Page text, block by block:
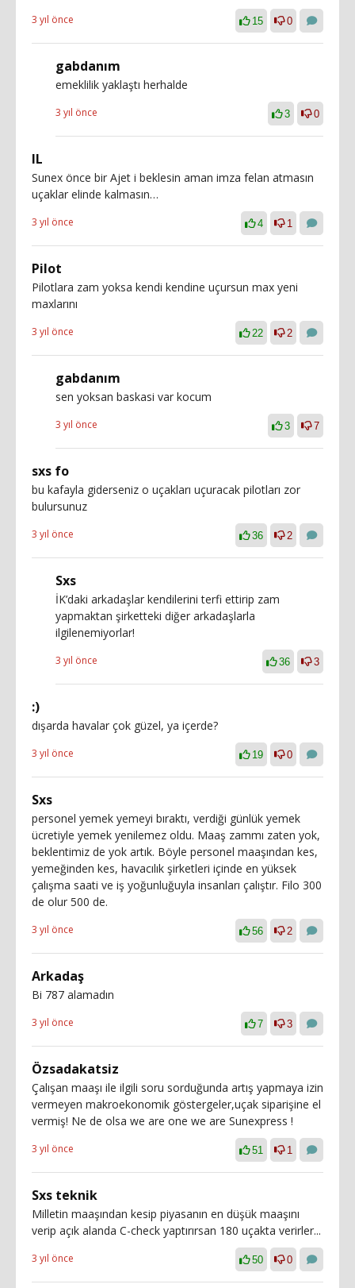
3 yıl önce 15 0
gabdanım
emeklilik yaklaştı herhalde
3 yıl önce 3 0
IL
Sunex önce bir Ajet i beklesin aman imza felan atmasın
uçaklar elinde kalmasın…
3 yıl önce 4 1
Pilot
Pilotlara zam yoksa kendi kendine uçursun max yeni
maxlarını
3 yıl önce 22 2
gabdanım
sen yoksan baskasi var kocum
3 yıl önce 3 7
sxs fo
bu kafayla giderseniz o uçakları uçuracak pilotları zor
bulursunuz
3 yıl önce 36 2
Sxs
İK’daki arkadaşlar kendilerini terfi ettirip zam
yapmaktan şirketteki diğer arkadaşlarla
ilgilenemiyorlar!
3 yıl önce 36 3
:)
dışarda havalar çok güzel, ya içerde?
3 yıl önce 19 0
Sxs
personel yemek yemeyi bıraktı, verdiği günlük yemek
ücretiyle yemek yenilemez oldu. Maaş zammı zaten yok,
beklentimiz de yok artık. Böyle personel maaşından kes,
yemeğinden kes, havacılık şirketleri içinde en yüksek
çalışma saati ve iş yoğunluğuyla insanları çalıştır. Filo 300
de olur 500 de.
3 yıl önce 56 2
Arkadaş
Bi 787 alamadın
3 yıl önce 7 3
Özsadakatsiz
Çalışan maaşı ile ilgili soru sorduğunda artış yapmaya izin
vermeyen makroekonomik göstergeler,uçak siparişine el
vermiş! Ne de olsa we are one we are Sunexpress !
3 yıl önce 51 1
Sxs teknik
Milletin maaşından kesip piyasanın en düşük maaşını
verip açık alanda C-check yaptırırsan 180 uçakta verirler...
3 yıl önce 50 0